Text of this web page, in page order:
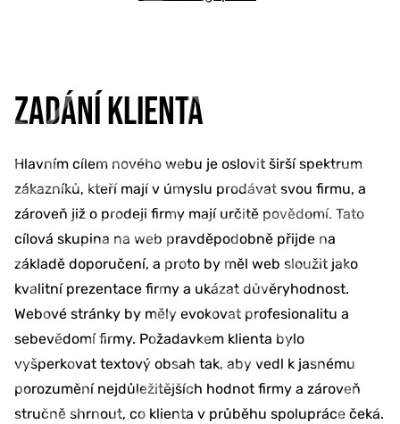
ZADÁNÍ KLIENTA
Hlavním cílem nového webu je oslovit širší spektrum
zákazníků, kteří mají v úmyslu prodávat svou firmu, a
zároveň již o prodeji firmy mají určitě povědomí. Tato
cílová skupina na web pravděpodobně přijde na
základě doporučení, a proto by měl web sloužit jako
kvalitní prezentace firmy a ukázat důvěryhodnost.
Webové stránky by měly evokovat profesionalitu a
sebevědomí firmy. Požadavkem klienta bylo
vyšperkovat textový obsah tak, aby vedl k jasnému
porozumění nejdůležitějších hodnot firmy a zároveň
stručně shrnout, co klienta v průběhu spolupráce čeká.